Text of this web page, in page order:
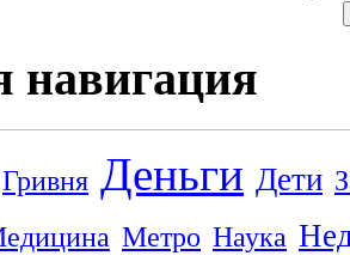
навигация
Гривня Деньги Дети
Метро Наука